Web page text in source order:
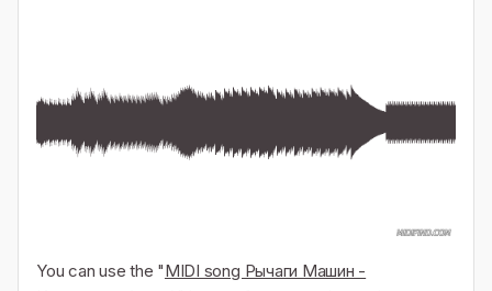
You can use the "MIDI song Рычаги Машин -